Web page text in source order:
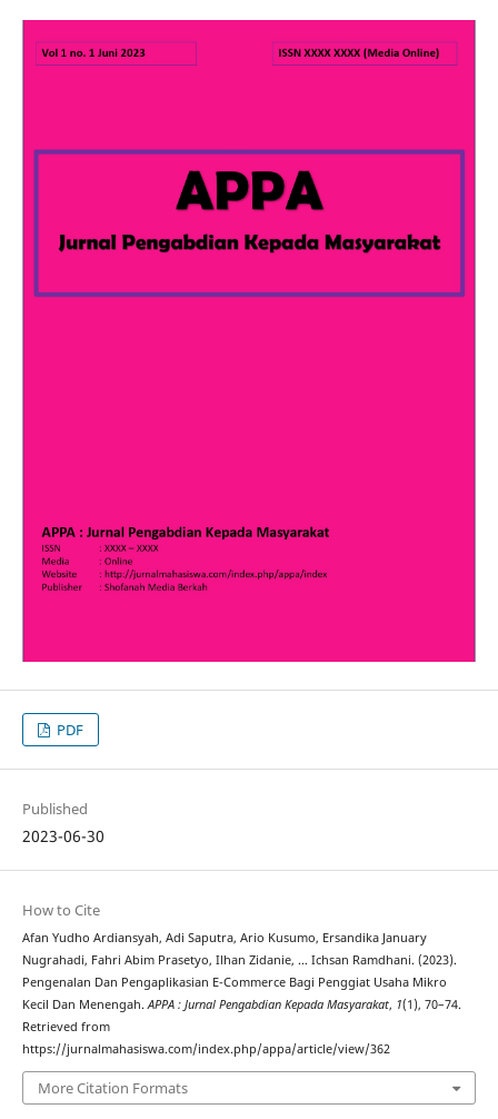
PDF
Published
2023-06-30
How to Cite
Afan Yudho Ardiansyah, Adi Saputra, Ario Kusumo, Ersandika January
Nugrahadi, Fahri Abim Prasetyo, Ilhan Zidanie, … Ichsan Ramdhani. (2023).
Pengenalan Dan Pengaplikasian E-Commerce Bagi Penggiat Usaha Mikro
Kecil Dan Menengah.APPA : Jurnal Pengabdian Kepada Masyarakat, 1(1), 70–74.
Retrieved from
https://jurnalmahasiswa.com/index.php/appa/article/view/362
More Citation Formats